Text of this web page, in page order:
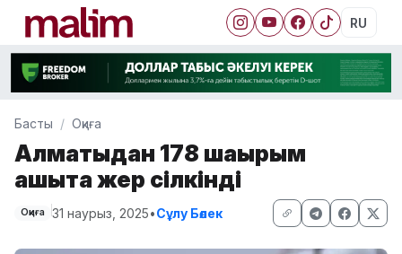
RU
Басты Оқиға
Алматыдан 178 шақырым
қашықта жер сілкінді
Оқиға 31 наурыз, 2025•Сұлу Бөлек